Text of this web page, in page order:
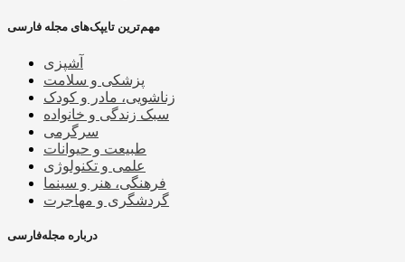
مهم‌ترین تایپک‌های مجله فارسی
آشپزی
پزشکی و سلامت
زناشویی، مادر و کودک
سبک زندگی و خانواده
سرگرمی
طبیعت و حیوانات
علمی و تکنولوژی
فرهنگی، هنر و سینما
گردشگری و مهاجرت
درباره مجله‌فارسی